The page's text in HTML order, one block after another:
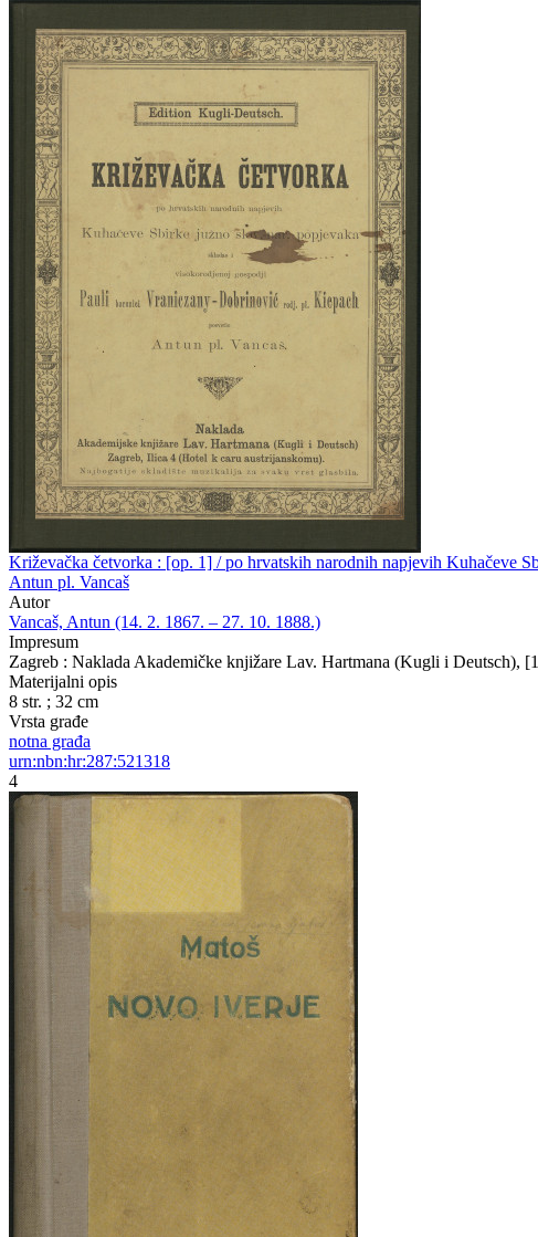
Križevačka četvorka : [op. 1] / po hrvatskih narodnih napjevih Kuhačeve
Antun pl. Vancaš
Autor
Vancaš, Antun (14. 2. 1867. – 27. 10. 1888.)
Impresum
Zagreb : Naklada Akademičke knjižare Lav. Hartmana (Kugli i Deutsch),
Materijalni opis
8 str. ; 32 cm
Vrsta građe
notna građa
urn:nbn:hr:287:521318
4